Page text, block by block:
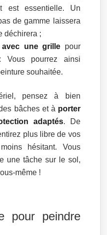
est essentielle. Un
de gamme laissera
déchirera ;
une grille pour
Vous pourrez ainsi
souhaitée.
pensez à bien
bâches et à porter
adaptés. De
plus libre de vos
hésitant. Vous
une tâche sur le sol,
même !
pour peindre